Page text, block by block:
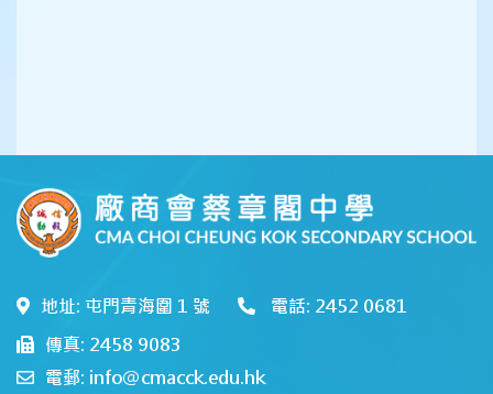
地址: 屯門青海圍 1 號
電話: 2452 0681
傳真: 2458 9083
電郵: info@cmacck.edu.hk